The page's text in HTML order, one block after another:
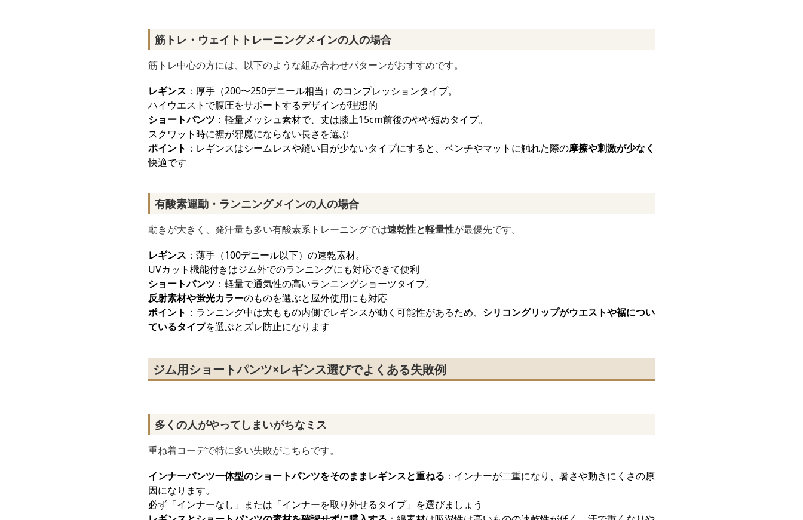
筋トレ・ウェイトトレーニングメインの人の場合
筋トレ中心の方には、以下のような組み合わせパターンがおすすめです。
レギンス ：厚手（200〜250デニール相当）のコンプレッションタイプ。
ハイウエストで腹圧をサポートするデザインが理想的
ショートパンツ ：軽量メッシュ素材で、丈は膝上15cm前後のやや短めタイプ。
スクワット時に裾が邪魔にならない長さを選ぶ
ポイント ：レギンスはシームレスや縫い目が少ないタイプにすると、ベンチやマットに触れた際の摩擦や刺激が少なく
快適です
有酸素運動・ランニングメインの人の場合
動きが大きく、発汗量も多い有酸素系トレーニングでは速乾性と軽量性が最優先です。
レギンス ：薄手（100デニール以下）の速乾素材。
UVカット機能付きはジム外でのランニングにも対応できて便利
ショートパンツ ：軽量で通気性の高いランニングショーツタイプ。
反射素材や蛍光カラーのものを選ぶと屋外使用にも対応
ポイント ：ランニング中は太ももの内側でレギンスが動く可能性があるため、 シリコングリップがウエストや裾につい
ているタイプを選ぶとズレ防止になります
ジム用ショートパンツ×レギンス選びでよくある失敗例
多くの人がやってしまいがちなミス
重ね着コーデで特に多い失敗がこちらです。
インナーパンツ一体型のショートパンツをそのままレギンスと重ねる ：インナーが二重になり、暑さや動きにくさの原
因になります。
必ず「インナーなし」または「インナーを取り外せるタイプ」を選びましょう